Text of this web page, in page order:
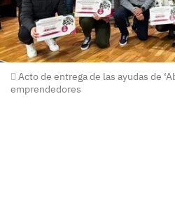
Acto de entrega de las ayudas de
emprendedores